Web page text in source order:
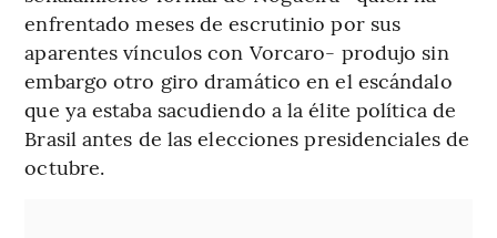
enfrentado meses de escrutinio por sus
aparentes vínculos con Vorcaro- produjo sin
embargo otro giro dramático en el escándalo
que ya estaba sacudiendo a la élite política de
Brasil antes de las elecciones presidenciales de
octubre.